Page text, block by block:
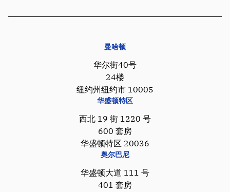
曼哈顿
华尔街40号
24楼
纽约州纽约市 10005
华盛顿特区
西北 19 街 1220 号
600 套房
华盛顿特区 20036
奥尔巴尼
华盛顿大道 111 号
401 套房